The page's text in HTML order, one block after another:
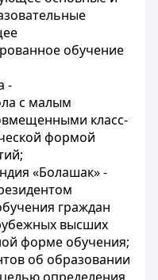
обучение
-
с малым
класс-
формой
«Болашак» -
граждан
высших
форме обучения;
об образовании